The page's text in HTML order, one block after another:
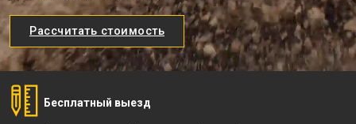
Рассчитать стоимость
Бесплатный выезд